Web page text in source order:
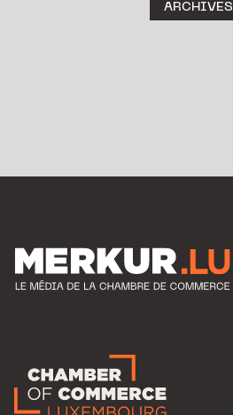
ARCHIVES